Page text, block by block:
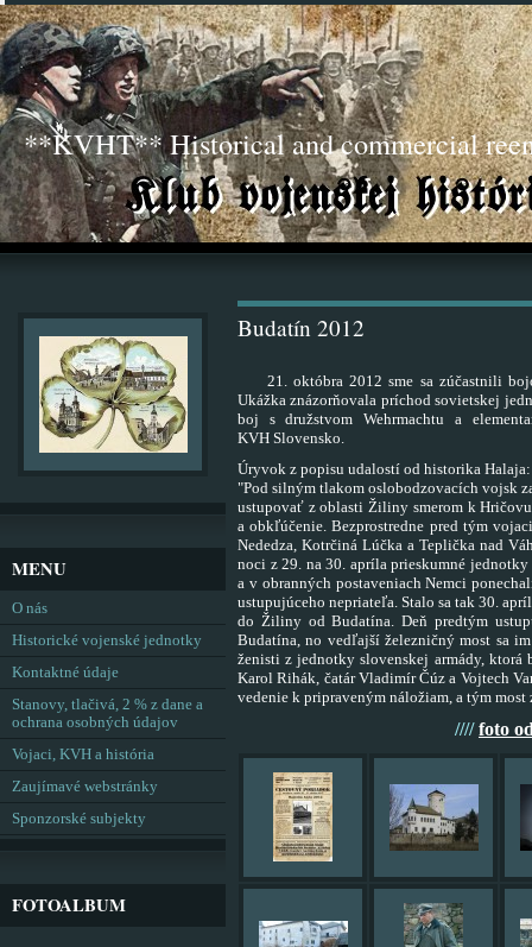
**KVHT** Historical and commercial
Budatín 2012
21. októbra 2012 sme sa zúčastnili
Ukážkaznázorňovala príchod sovietskej
boj s družstvom Wehrmachtu a
KVH Slovensko.
Úryvok z popisu udalostí od historika Halaja:
"Pod silným tlakom oslobodzovacích vojsk
ustupovať z oblasti Žiliny smerom k
aobkľúčenie. Bezprostredne pred tým
Nededza, Kotrčiná Lúčka a Teplička nad
noci z 29. na 30. apríla prieskumné
a v obranných postaveniach Nemci
ustupujúcehonepriateľa. Stalo sa tak 30.
do Žiliny od Budatína. Deň predtým
Budatína, no vedľajší železničný most sa
ženisti z jednotky slovenskej armády, ktorá
Karol Rihák, čatár VladimírČúz a Vojtech
vedenie k pripraveným náložiam, a tým
////foto
MENU
O nás
Historické vojenské jednotky
Kontaktné údaje
Stanovy, tlačivá, 2 % z dane a
ochrana osobných údajov
Vojaci, KVH a história
Zaujímavé webstránky
Sponzorské subjekty
FOTOALBUM